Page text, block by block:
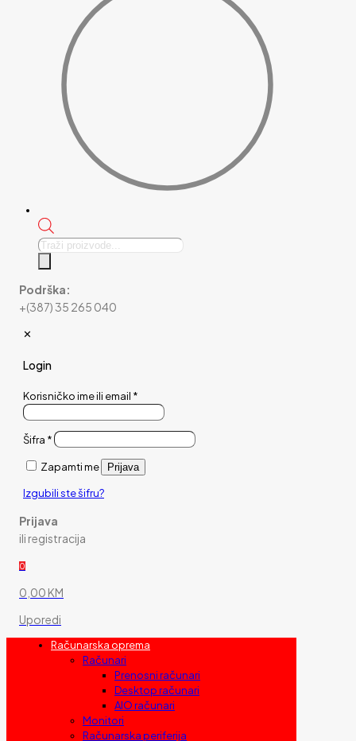
Products
Podrška:
+(387) 35 265 040
✕
Login
Korisničko ime ili email *
Šifra *
Zapamti me Prijava
Izgubili ste šifru?
Prijava
ili registracija
0
0,00 KM
Uporedi
Računarska oprema
Računari
Prenosni računari
Desktop računari
AIO računari
Monitori
Računarska periferija